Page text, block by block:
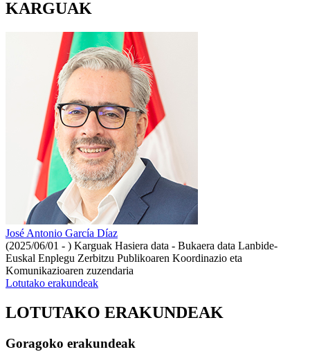
KARGUAK
José Antonio García Díaz
(2025/06/01 - ) Karguak Hasiera data - Bukaera data Lanbide-
Euskal Enplegu Zerbitzu Publikoaren Koordinazio eta
Komunikazioaren zuzendaria
Lotutako erakundeak
LOTUTAKO ERAKUNDEAK
Goragoko erakundeak